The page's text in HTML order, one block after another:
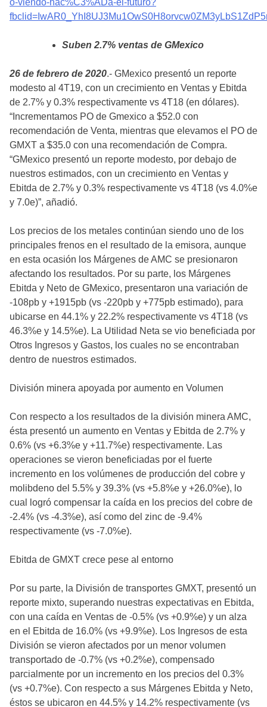
o-viendo-hac%C3%ADa-el-futuro?
Suben 2.7% ventas de GMexico
26 de febrero de 2020.- GMexico presentó un reporte
modesto al 4T19, con un crecimiento en Ventas y Ebitda
de 2.7% y 0.3% respectivamente vs 4T18 (en dólares).
“Incrementamos PO de Gmexico a $52.0 con
recomendación de Venta, mientras que elevamos el PO de
GMXT a $35.0 con una recomendación de Compra.
“GMexico presentó un reporte modesto, por debajo de
nuestros estimados, con un crecimiento en Ventas y
Ebitda de 2.7% y 0.3% respectivamente vs 4T18 (vs 4.0%e
y 7.0e)”, añadió.
Los precios de los metales continúan siendo uno de los
principales frenos en el resultado de la emisora, aunque
en esta ocasión los Márgenes de AMC se presionaron
afectando los resultados. Por su parte, los Márgenes
Ebitda y Neto de GMexico, presentaron una variación de
-108pb y +1915pb (vs -220pb y +775pb estimado), para
ubicarse en 44.1% y 22.2% respectivamente vs 4T18 (vs
46.3%e y 14.5%e). La Utilidad Neta se vio beneficiada por
Otros Ingresos y Gastos, los cuales no se encontraban
dentro de nuestros estimados.
División minera apoyada por aumento en Volumen
Con respecto a los resultados de la división minera AMC,
ésta presentó un aumento en Ventas y Ebitda de 2.7% y
0.6% (vs +6.3%e y +11.7%e) respectivamente. Las
operaciones se vieron beneficiadas por el fuerte
incremento en los volúmenes de producción del cobre y
molibdeno del 5.5% y 39.3% (vs +5.8%e y +26.0%e), lo
cual logró compensar la caída en los precios del cobre de
-2.4% (vs -4.3%e), así como del zinc de -9.4%
respectivamente (vs -7.0%e).
Ebitda de GMXT crece pese al entorno
Por su parte, la División de transportes GMXT, presentó un
reporte mixto, superando nuestras expectativas en Ebitda,
con una caída en Ventas de -0.5% (vs +0.9%e) y un alza
en el Ebitda de 16.0% (vs +9.9%e). Los Ingresos de esta
División se vieron afectados por un menor volumen
transportado de -0.7% (vs +0.2%e), compensado
parcialmente por un incremento en los precios del 0.3%
(vs +0.7%e). Con respecto a sus Márgenes Ebitda y Neto,
éstos se ubicaron en 44.5% y 14.2% respectivamente (vs